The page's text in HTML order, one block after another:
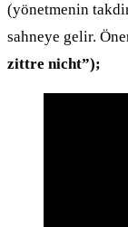
(yönetmenin
sahneye gelir.
zittre nicht”);